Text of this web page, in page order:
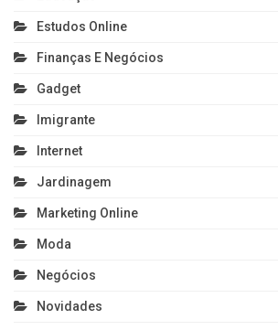
Estudos Online
Finanças E Negócios
Gadget
Imigrante
Internet
Jardinagem
Marketing Online
Moda
Negócios
Novidades